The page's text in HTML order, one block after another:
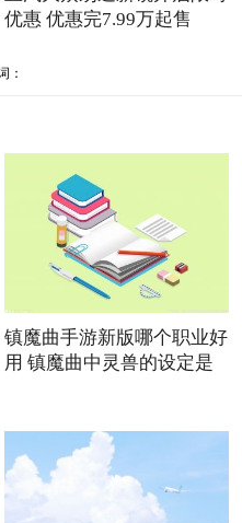
优惠 优惠完7.99万起售
：
镇魔曲手游新版哪个职业好
用 镇魔曲中灵兽的设定是